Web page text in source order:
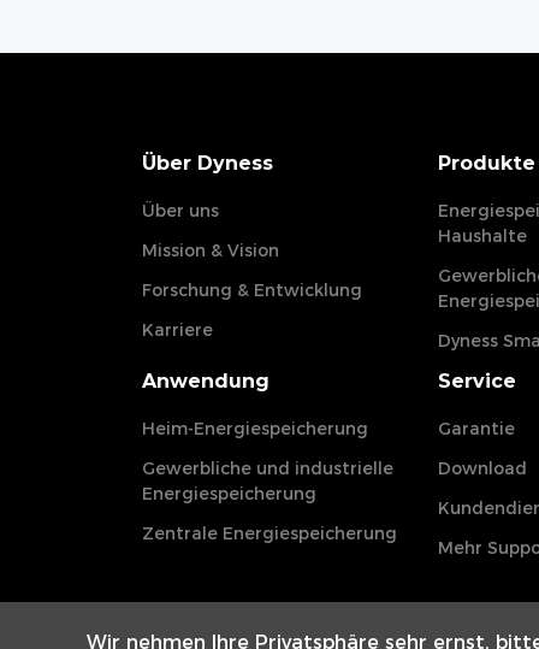
Wir nehmen Ihre Privatsphäre sehr ernst,
Über Dyness
Über uns
Mission & Vision
Forschung & Entwicklung
Karriere
Produkte
Haushalte
Dyness
Anwendung
Heim-Energiespeicherung
Gewerbliche und industrielle
Energiespeicherung
Zentrale Energiespeicherung
Service
Garantie
Download
Mehr